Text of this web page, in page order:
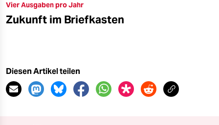
Vier Ausgaben pro Jahr
Zukunft im Briefkasten
Diesen Artikel teilen